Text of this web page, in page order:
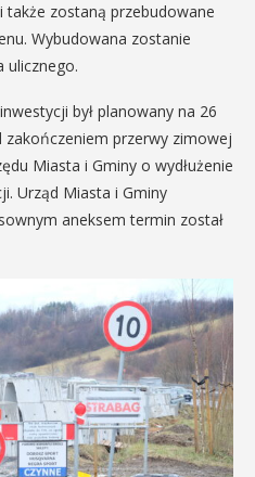
zostaną przebudowane
Wybudowana zostanie
ulicznego.
był planowany na 26
przerwy zimowej
Miasta i Gminy o wydłużenie
Urząd Miasta i Gminy
aneksem termin został